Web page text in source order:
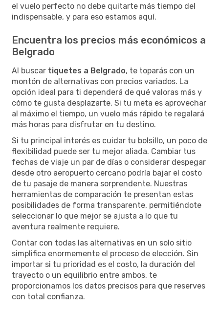
el vuelo perfecto no debe quitarte más tiempo del
indispensable, y para eso estamos aquí.
Encuentra los precios más económicos a
Belgrado
Al buscar tiquetes a Belgrado, te toparás con un
montón de alternativas con precios variados. La
opción ideal para ti dependerá de qué valoras más y
cómo te gusta desplazarte. Si tu meta es aprovechar
al máximo el tiempo, un vuelo más rápido te regalará
más horas para disfrutar en tu destino.
Si tu principal interés es cuidar tu bolsillo, un poco de
flexibilidad puede ser tu mejor aliada. Cambiar tus
fechas de viaje un par de días o considerar despegar
desde otro aeropuerto cercano podría bajar el costo
de tu pasaje de manera sorprendente. Nuestras
herramientas de comparación te presentan estas
posibilidades de forma transparente, permitiéndote
seleccionar lo que mejor se ajusta a lo que tu
aventura realmente requiere.
Contar con todas las alternativas en un solo sitio
simplifica enormemente el proceso de elección. Sin
importar si tu prioridad es el costo, la duración del
trayecto o un equilibrio entre ambos, te
proporcionamos los datos precisos para que reserves
con total confianza.